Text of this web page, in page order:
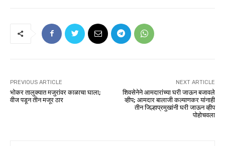
PREVIOUS ARTICLE
भोकर तालुक्यात मजुरांवर काळाचा घाला;
वीज पडून तीन मजूर ठार
NEXT ARTICLE
शिवसेनेने आमदारांच्या घरी जाऊन बजावले
व्हीप; आमदार बालाजी कल्याणकर यांनाही
तीन जिल्हाप्रमुखांनी घरी जाऊन व्हीप
पोहोचवला